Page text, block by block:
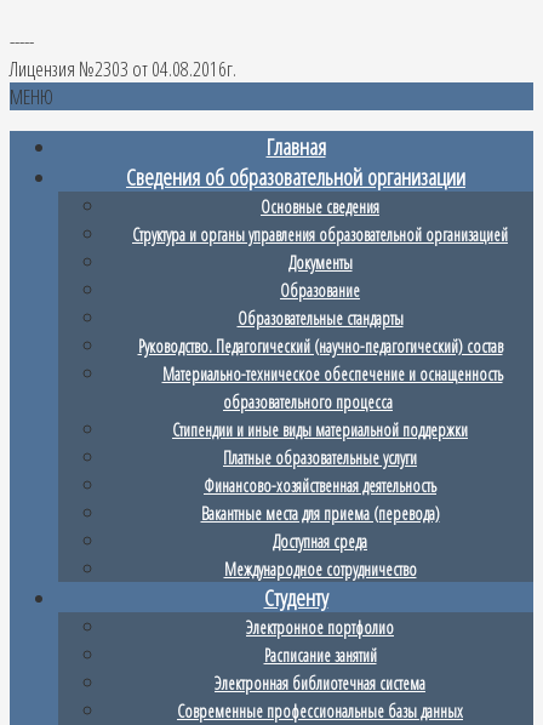
-----
Лицензия №2303 от 04.08.2016г.
МЕНЮ
Главная
Сведения об образовательной организации
Основные сведения
Структура и органы управления образовательной организацией
Документы
Образование
Образовательные стандарты
Руководство. Педагогический (научно-педагогический) состав
Материально-техническое обеспечение и оснащенность
образовательного процесса
Стипендии и иные виды материальной поддержки
Платные образовательные услуги
Финансово-хозяйственная деятельность
Вакантные места для приема (перевода)
Доступная среда
Международное сотрудничество
Студенту
Электронное портфолио
Расписание занятий
Электронная библиотечная система
Современные профессиональные базы данных